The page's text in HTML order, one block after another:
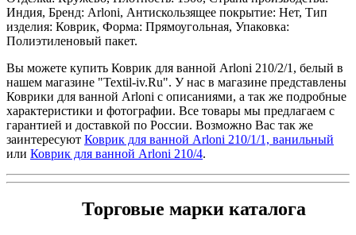
Индия, Бренд: Arloni, Антискользящее покрытие: Нет, Тип
изделия: Коврик, Форма: Прямоугольная, Упаковка:
Полиэтиленовый пакет.
Вы можете купить Коврик для ванной Arloni 210/2/1, белый в
нашем магазине "Textil-iv.Ru". У нас в магазине представлены
Коврики для ванной Arloni с описаниями, а так же подробные
характеристики и фотографии. Все товары мы предлагаем с
гарантией и доставкой по России. Возможно Вас так же
заинтересуют Коврик для ванной Arloni 210/1/1, ванильный
или Коврик для ванной Arloni 210/4.
Торговые марки каталога